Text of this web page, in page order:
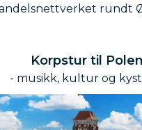
rundt
Korpstur til Polen
- musikk, kultur og